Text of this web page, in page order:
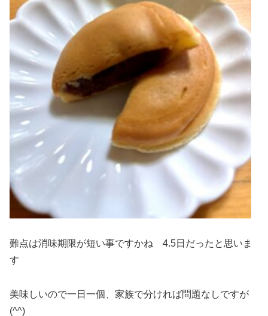
難点は消味期限が短い事ですかね 4.5日だったと思いま
す
美味しいので一日一個、家族で分ければ問題なしですが
(^^)